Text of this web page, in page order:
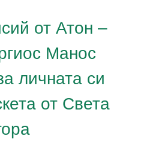
от Атон –
Манос
личната си
от Света